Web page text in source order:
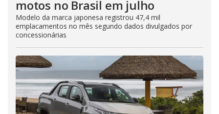
motos no Brasil em julho
Modelo da marca japonesa registrou 47,4 mil
emplacamentos no mês segundo dados divulgados por
concessionárias